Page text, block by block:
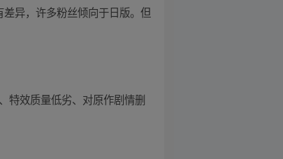
异，许多粉丝倾向于日版。但
特效质量低劣、对原作剧情删